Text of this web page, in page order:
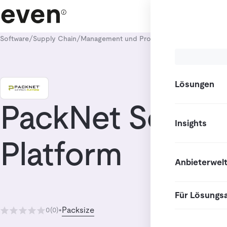
Lösungen
Insights
Anbieterwelt
Für
Software/Supply Chain/Management und Prozesssteuerung
PackNet
Platform
0(0)•Packsize